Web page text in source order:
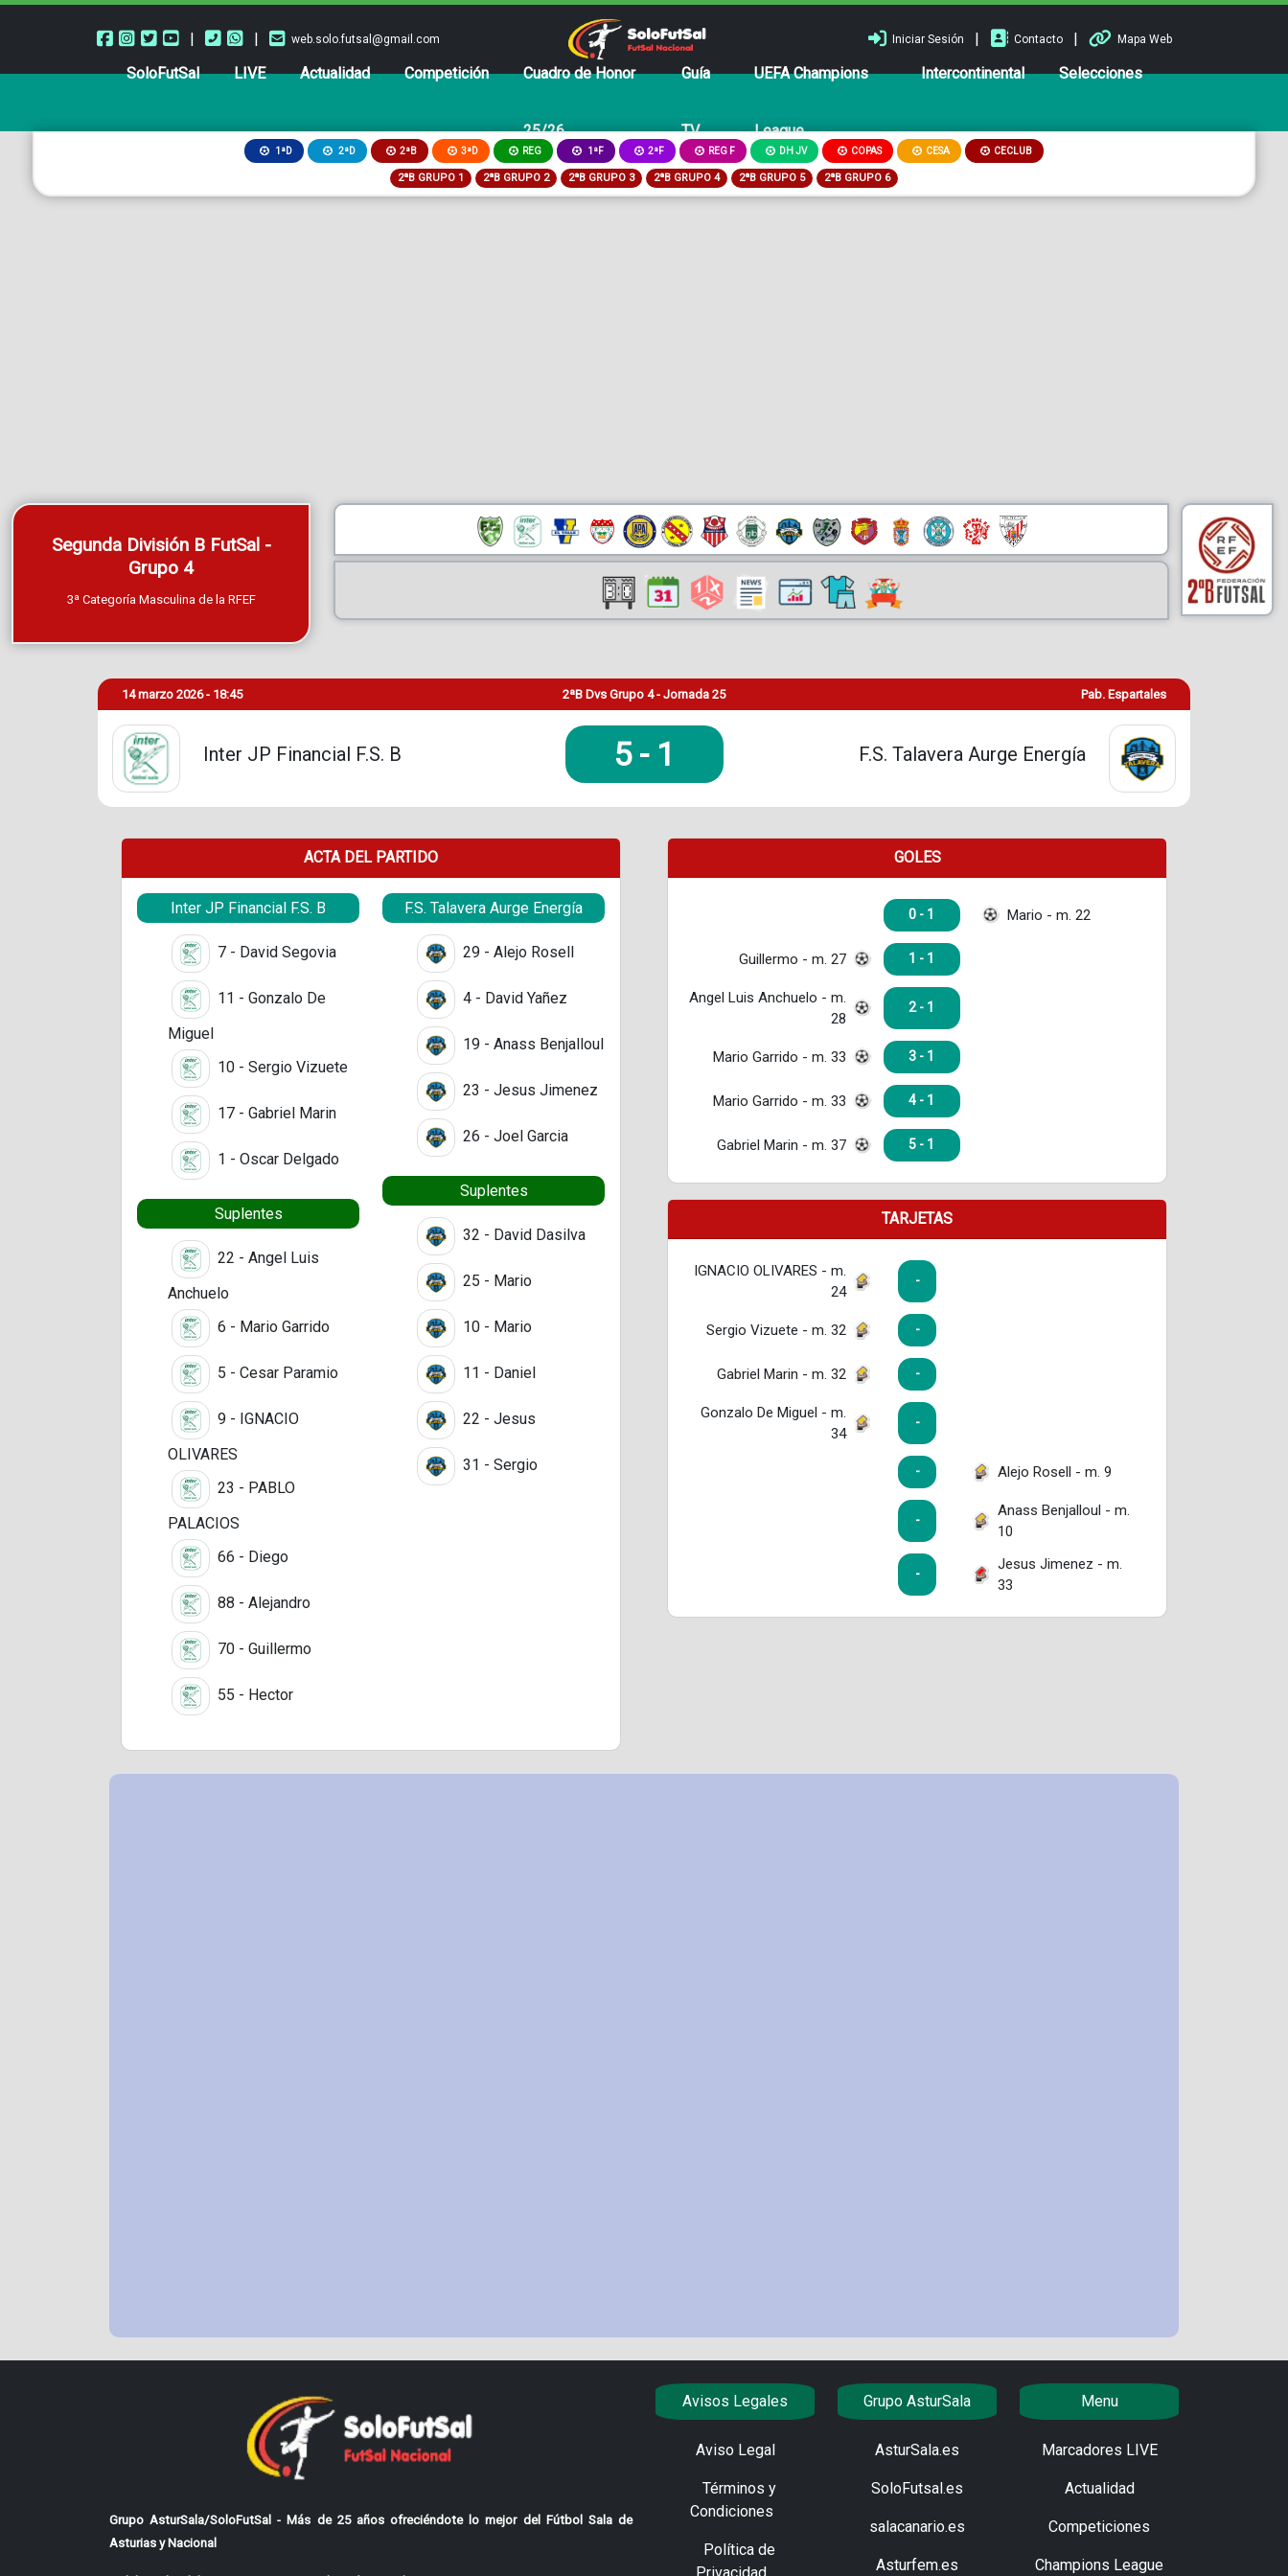
| | web.solo.futsal@gmail.com Iniciar Sesión | Contacto | Mapa Web
SoloFutSal LIVE Actualidad Competición Cuadro de Honor
25/26
Guía
TV
UEFA Champions
League
Intercontinental Selecciones
1ªD 2ªD 2ªB 3ªD REG 1ªF 2ªF REG F DH JV COPAS CESA CECLUB
2ªB GRUPO 1 2ªB GRUPO 2 2ªB GRUPO 3 2ªB GRUPO 4 2ªB GRUPO 5 2ªB GRUPO 6
Segunda División B FutSal -
Grupo 4
3ª Categoría Masculina de la RFEF
14 marzo 2026 - 18:45 2ªB Dvs Grupo 4 - Jornada 25 Pab. Espartales
Inter JP Financial F.S. B 5- 1 F.S. Talavera Aurge Energía
ACTA DEL PARTIDO
Inter JP Financial F.S. B
7 - David Segovia
11 - Gonzalo De
Miguel
10 - Sergio Vizuete
17 - Gabriel Marin
1 - Oscar Delgado
Suplentes
22 - Angel Luis
Anchuelo
6 - Mario Garrido
5 - Cesar Paramio
9 - IGNACIO
OLIVARES
23 - PABLO
PALACIOS
66 - Diego
88 - Alejandro
70 - Guillermo
55 - Hector
F.S. Talavera Aurge Energía
29 - Alejo Rosell
4 - David Yañez
19 - Anass Benjalloul
23 - Jesus Jimenez
26 - Joel Garcia
Suplentes
32 - David Dasilva
25 - Mario
10 - Mario
11 - Daniel
22 - Jesus
31 - Sergio
GOLES
0 - 1 Mario - m. 22
Guillermo - m. 27 1 - 1
Angel Luis Anchuelo - m.
28
2 - 1
Mario Garrido - m. 33 3 - 1
Mario Garrido - m. 33 4 - 1
Gabriel Marin - m. 37 5 - 1
TARJETAS
IGNACIO OLIVARES - m.
24
-
Sergio Vizuete - m. 32 -
Gabriel Marin - m. 32 -
Gonzalo De Miguel - m.
34
-
- Alejo Rosell - m. 9
-
Anass Benjalloul - m.
10
-
Jesus Jimenez - m.
33
Grupo AsturSala/SoloFutSal - Más de 25 años ofreciéndote lo mejor del Fútbol Sala de
Asturias y Nacional
Avisos Legales
Aviso Legal
Términos y
Condiciones
Política de
Privacidad
Grupo AsturSala
AsturSala.es
SoloFutsal.es
salacanario.es
Asturfem.es
Menu
Marcadores LIVE
Actualidad
Competiciones
Champions League